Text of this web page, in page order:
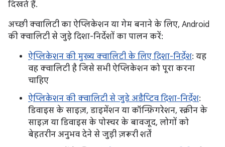
दिखते हैं.
अच्छी क्वालिटी का ऐप्लिकेशन या गेम बनाने के लिए, Android
की क्वालिटी से जुड़े दिशा-निर्देशों का पालन करें:
ऐप्लिकेशन की मुख्य क्वालिटी के लिए दिशा-निर्देश: यह
वह क्वालिटी है जिसे सभी ऐप्लिकेशन को पूरा करना
चाहिए
ऐप्लिकेशन की क्वालिटी से जुड़े अडैप्टिव दिशा-निर्देश:
डिवाइस के साइज़, डाइमेंशन या कॉन्फ़िगरेशन, स्क्रीन के
साइज़ या डिवाइस के पोस्चर के बावजूद, लोगों को
बेहतरीन अनुभव देने से जुड़ी ज़रूरी शर्तें